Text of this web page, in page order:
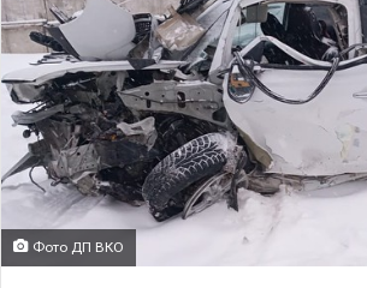
Фото ДП ВКО